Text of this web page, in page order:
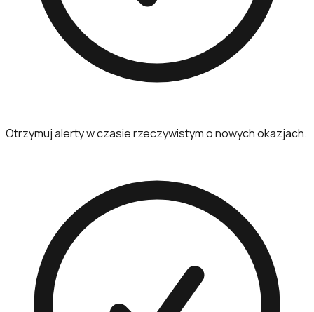
Otrzymuj alerty w czasie rzeczywistym o nowych okazjach.